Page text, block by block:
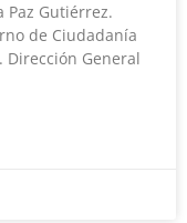
Paz Gutiérrez.
de Ciudadanía
Dirección General